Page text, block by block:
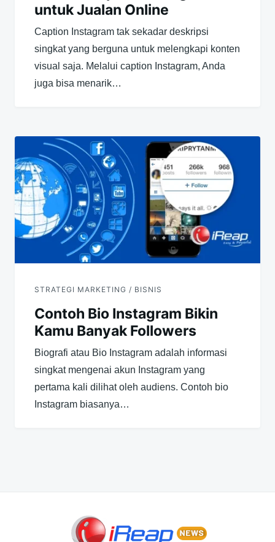
untuk Jualan Online
Caption Instagram tak sekadar deskripsi
singkat yang berguna untuk melengkapi konten
visual saja. Melalui caption Instagram, Anda
juga bisa menarik…
STRATEGI MARKETING / BISNIS
Contoh Bio Instagram Bikin
Kamu Banyak Followers
Biografi atau Bio Instagram adalah informasi
singkat mengenai akun Instagram yang
pertama kali dilihat oleh audiens. Contoh bio
Instagram biasanya…